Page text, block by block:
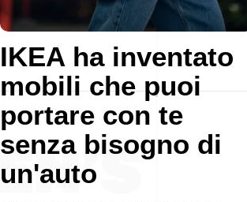
IKEA ha inventato
mobili che puoi
portare con te
senza bisogno di
un'auto